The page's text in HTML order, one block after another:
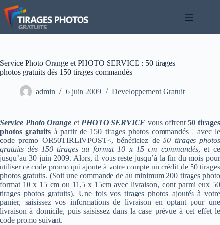
Passer
au
contenu
Service Photo Orange et PHOTO SERVICE : 50 tirages
photos gratuits dès 150 tirages commandés
admin 6 juin 2009 Developpement Gratuit
Service Photo Orange et PHOTO SERVICE vous offrent50 tirages
photos gratuits à partir de 150 tirages photos commandés ! avec le
code promo OR50TIRLIVPOST<, bénéficiez de50 tirages photos
gratuits dès 150 tirages au format 10 x 15 cm commandés, et ce
jusqu’au 30 juin 2009. Alors, il vous reste jusqu’à la fin du mois pour
utiliser ce code promo qui ajoute à votre compte un crédit de 50 tirages
photos gratuits. (Soit une commande de au minimum 200 tirages photo
format 10 x 15 cm ou 11,5 x 15cm avec livraison, dont parmi eux 50
tirages photos gratuits). Une fois vos tirages photos ajoutés à votre
panier, saisissez vos informations de livraison en optant pour une
livraison à domicile, puis saisissez dans la case prévue à cet effet le
code promo suivant.